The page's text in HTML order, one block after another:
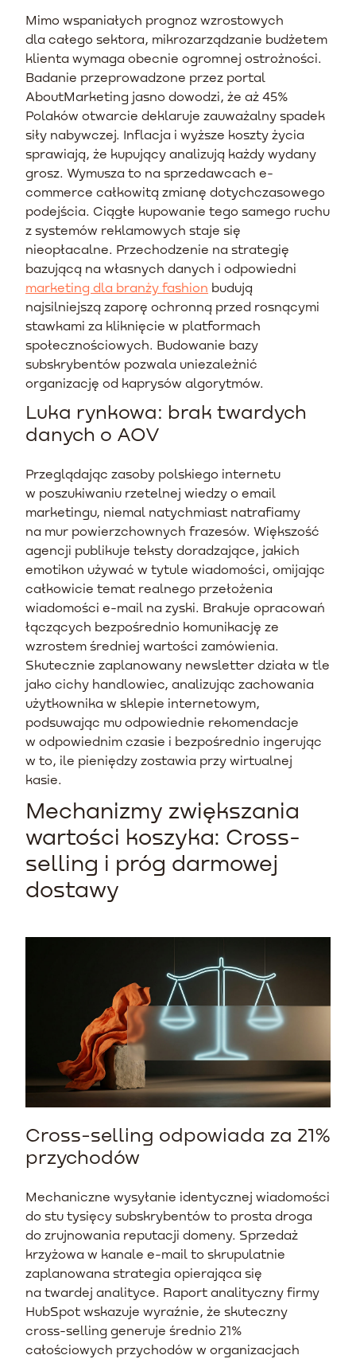
Mimo wspaniałych prognoz wzrostowych
dla całego sektora, mikrozarządzanie budżetem
klienta wymaga obecnie ogromnej ostrożności.
Badanie przeprowadzone przez portal
AboutMarketing jasno dowodzi, że aż 45%
Polaków otwarcie deklaruje zauważalny spadek
siły nabywczej. Inflacja i wyższe koszty życia
sprawiają, że kupujący analizują każdy wydany
grosz. Wymusza to na sprzedawcach e-
commerce całkowitą zmianę dotychczasowego
podejścia. Ciągłe kupowanie tego samego ruchu
z systemów reklamowych staje się
nieopłacalne. Przechodzenie na strategię
bazującą na własnych danych i odpowiedni
marketing dla branży fashion budują
najsilniejszą zaporę ochronną przed rosnącymi
stawkami za kliknięcie w platformach
społecznościowych. Budowanie bazy
subskrybentów pozwala uniezależnić
organizację od kaprysów algorytmów.
Luka rynkowa: brak twardych
danych o AOV
Przeglądając zasoby polskiego internetu
w poszukiwaniu rzetelnej wiedzy o email
marketingu, niemal natychmiast natrafiamy
na mur powierzchownych frazesów. Większość
agencji publikuje teksty doradzające, jakich
emotikon używać w tytule wiadomości, omijając
całkowicie temat realnego przełożenia
wiadomości e-mail na zyski. Brakuje opracowań
łączących bezpośrednio komunikację ze
wzrostem średniej wartości zamówienia.
Skutecznie zaplanowany newsletter działa w tle
jako cichy handlowiec, analizując zachowania
użytkownika w sklepie internetowym,
podsuwając mu odpowiednie rekomendacje
w odpowiednim czasie i bezpośrednio ingerując
w to, ile pieniędzy zostawia przy wirtualnej
kasie.
Mechanizmy zwiększania
wartości koszyka: Cross-
selling i próg darmowej
dostawy
Cross-selling odpowiada za 21%
przychodów
Mechaniczne wysyłanie identycznej wiadomości
do stu tysięcy subskrybentów to prosta droga
do zrujnowania reputacji domeny. Sprzedaż
krzyżowa w kanale e-mail to skrupulatnie
zaplanowana strategia opierająca się
na twardej analityce. Raport analityczny firmy
HubSpot wskazuje wyraźnie, że skuteczny
cross-selling generuje średnio 21%
całościowych przychodów w organizacjach